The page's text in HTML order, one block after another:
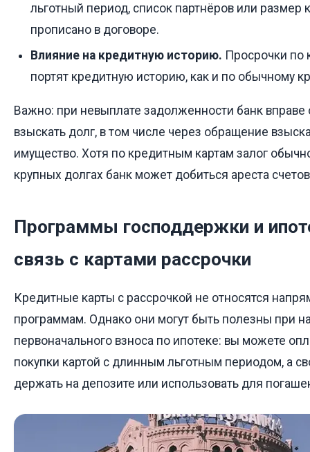
льготный период, список партнёров или размер
прописано в договоре.
Влияние на кредитную историю. Просрочки по
портят кредитную историю, как и по обычному
Важно: при невыплате задолженности банк вправе
взыскать долг, в том числе через обращение
имущество. Хотя по кредитным картам залог
крупных долгах банк может добиться ареста
Программы господдержки и
связь с картами рассрочки
Кредитные карты с рассрочкой не относятся
программам. Однако они могут быть полезны при
первоначального взноса по ипотеке: вы можете
покупки картой с длинным льготным периодом, а
держать на депозите или использовать для